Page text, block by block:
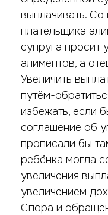
выплачивать.
плательщика
супруга просит
алиментов, а
Увеличить
путём-
избежать, если
соглашение об
прописали бы
ребёнка могла
увеличения
увеличением
Спора и